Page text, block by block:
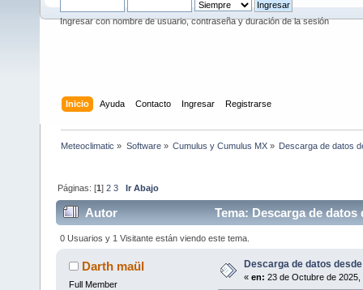
Ingresar con nombre de usuario, contraseña y duración de la sesión
Inicio Ayuda Contacto Ingresar Registrarse
Meteoclimatic » Software» Cumulus y Cumulus MX» Descarga de datos
Páginas: [1]2 3 Ir Abajo
Autor Tema: Descarga de
0 Usuarios y 1 Visitante están viendo este tema.
Darth maül
Full Member
Descarga de datos
« en: 23 de Octubre de 2025,